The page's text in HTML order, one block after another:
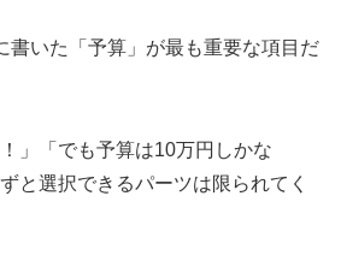
書いた「予算」が最も重要な項目だ
」「でも予算は10万円しかな
と選択できるパーツは限られてく